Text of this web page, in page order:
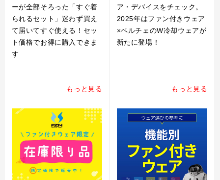
ーが全部そろった「すぐ着
られるセット」迷わず買え
て届いてすぐ使える！セッ
ト価格でお得に購入できま
す
もっと見る
ア・デバイスをチェック。
2025年はファン付きウェア
×ペルチェのW冷却ウェアが
新たに登場！
もっと見る